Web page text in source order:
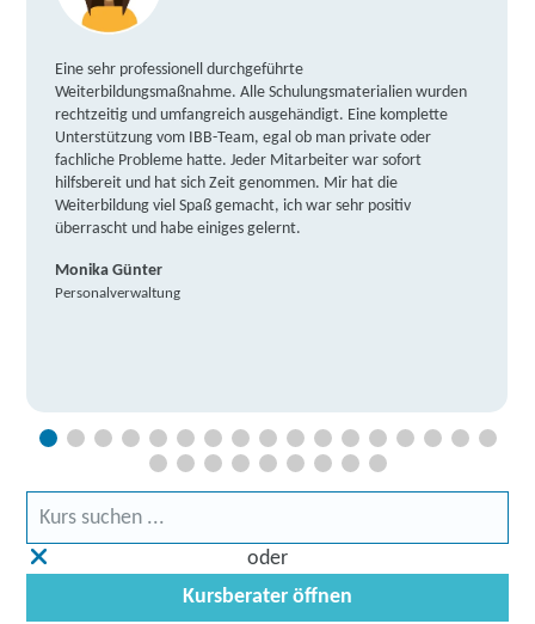
Eine sehr professionell durchgeführte
Weiterbildungsmaßnahme. Alle Schulungsmaterialien wurden
rechtzeitig und umfangreich ausgehändigt. Eine komplette
Unterstützung vom IBB-Team, egal ob man private oder
fachliche Probleme hatte. Jeder Mitarbeiter war sofort
hilfsbereit und hat sich Zeit genommen. Mir hat die
Weiterbildung viel Spaß gemacht, ich war sehr positiv
überrascht und habe einiges gelernt.
Monika Günter
Personalverwaltung
oder
Kursberater öffnen